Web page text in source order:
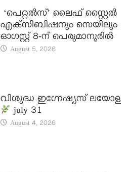
‘പെറ്റൽസ്’ ലൈഫ് സ്റ്റൈൽ
എക്സിബിഷനും സെയിലും
ഓഗസ്റ്റ് 8-ന് പെരുമാനൂരിൽ
August 5, 2026
വിശുദ്ധ ഇഗ്നേഷ്യസ് ലയോള
july 31
August 4, 2026